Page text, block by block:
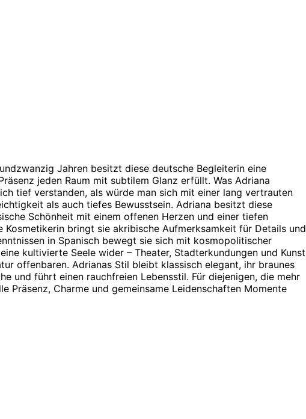
Jahren besitzt diese deutsche Begleiterin eine
jeden Raum mit subtilem Glanz erfüllt. Was Adriana
tief verstanden, als würde man sich mit einer lang vertrauten
als auch tiefes Bewusstsein. Adriana besitzt diese
Schönheit mit einem offenen Herzen und einer tiefen
bringt sie akribische Aufmerksamkeit für Details und
in Spanisch bewegt sie sich mit kosmopolitischer
kultivierte Seele wider – Theater, Stadterkundungen und Kunst
offenbaren. Adrianas Stil bleibt klassisch elegant, ihr braunes
und führt einen rauchfreien Lebensstil. Für diejenigen, die mehr
Charme und gemeinsame Leidenschaften Momente